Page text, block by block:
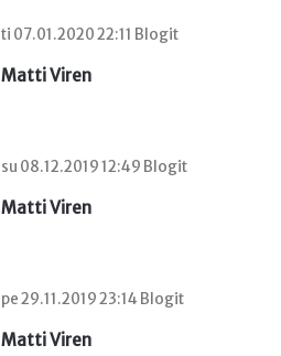
ti 07.01.2020 22:11 Blogit
Matti Viren
su 08.12.2019 12:49 Blogit
Matti Viren
pe 29.11.2019 23:14 Blogit
Matti Viren